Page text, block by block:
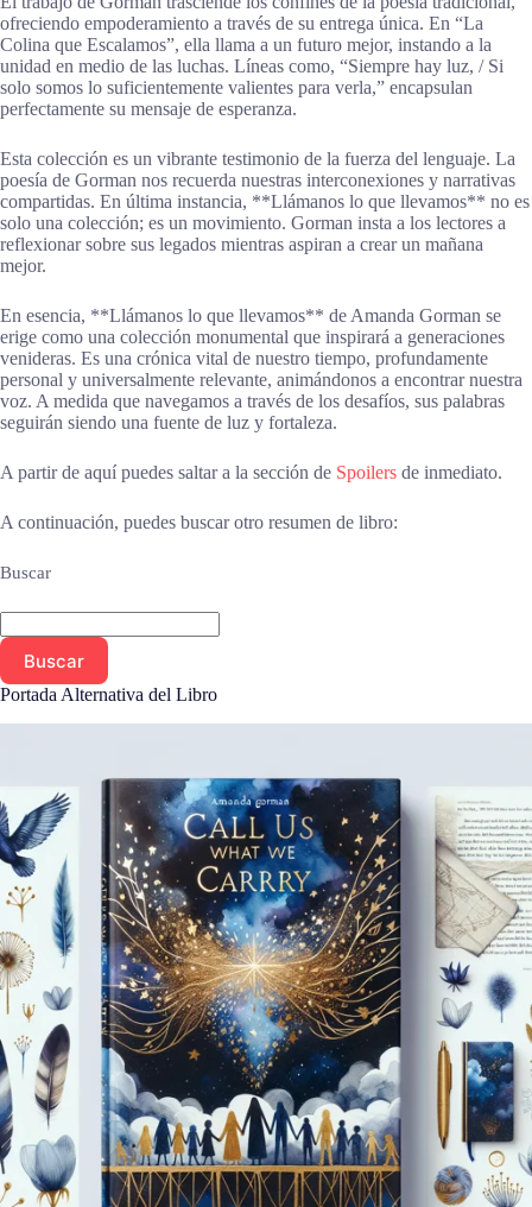
ofreciendo empoderamiento a través de su entrega única. En “La
Colina que Escalamos”, ella llama a un futuro mejor, instando a la
unidad en medio de las luchas. Líneas como, “Siempre hay luz, / Si
solo somos lo suficientemente valientes para verla,” encapsulan
perfectamente su mensaje de esperanza.
Esta colección es un vibrante testimonio de la fuerza del lenguaje. La
poesía de Gorman nos recuerda nuestras interconexiones y narrativas
compartidas. En última instancia, **Llámanos lo que llevamos** no es
solo una colección; es un movimiento. Gorman insta a los lectores a
reflexionar sobre sus legados mientras aspiran a crear un mañana
mejor.
En esencia, **Llámanos lo que llevamos** de Amanda Gorman se
erige como una colección monumental que inspirará a generaciones
venideras. Es una crónica vital de nuestro tiempo, profundamente
personal y universalmente relevante, animándonos a encontrar nuestra
voz. A medida que navegamos a través de los desafíos, sus palabras
seguirán siendo una fuente de luz y fortaleza.
A partir de aquí puedes saltar a la sección de Spoilers de inmediato.
A continuación, puedes buscar otro resumen de libro:
Buscar
Buscar
Portada Alternativa del Libro